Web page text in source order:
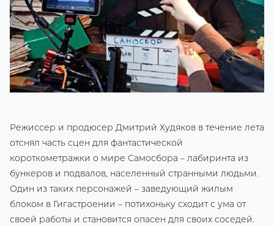
Режиссер и продюсер Дмитрий Худяков в течение лета
отснял часть сцен для фантастической
короткометражки о мире Самосбора – лабиринта из
бункеров и подвалов, населенный странными людьми.
Один из таких персонажей – заведующий жилым
блоком в Гигастроении – потихоньку сходит с ума от
своей работы и становится опасен для своих соседей.